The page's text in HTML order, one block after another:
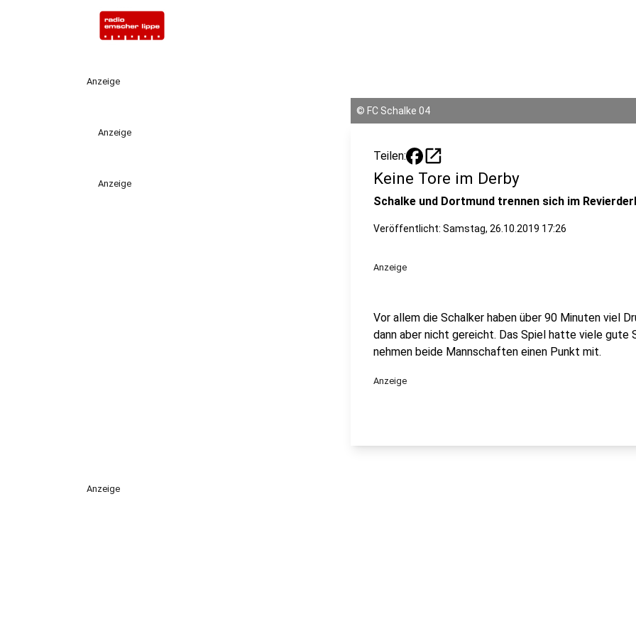
Anzeige
Anzeige
Anzeige
© FC Schalke 04
Teilen: open_in_new
Keine Tore im Derby
Schalke und Dortmund trennen sich im
Veröffentlicht: Samstag, 26.10.2019 17:26
Anzeige
Vor allem die Schalker haben über 90 Minuten viel
dann aber nicht gereicht. Das Spiel hatte viele gute
nehmen beide Mannschaften einen Punkt mit.
Anzeige
Anzeige